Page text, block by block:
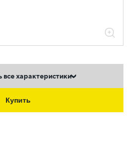
все характеристики
Купить